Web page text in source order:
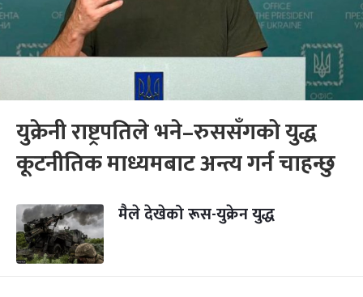
युक्रेनी राष्ट्रपतिले भने–रुससँगको युद्ध
कूटनीतिक माध्यमबाट अन्त्य गर्न चाहन्छु
मैले देखेको रूस-युक्रेन युद्ध